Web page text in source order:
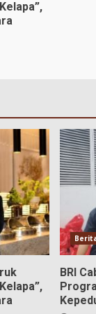
BRI